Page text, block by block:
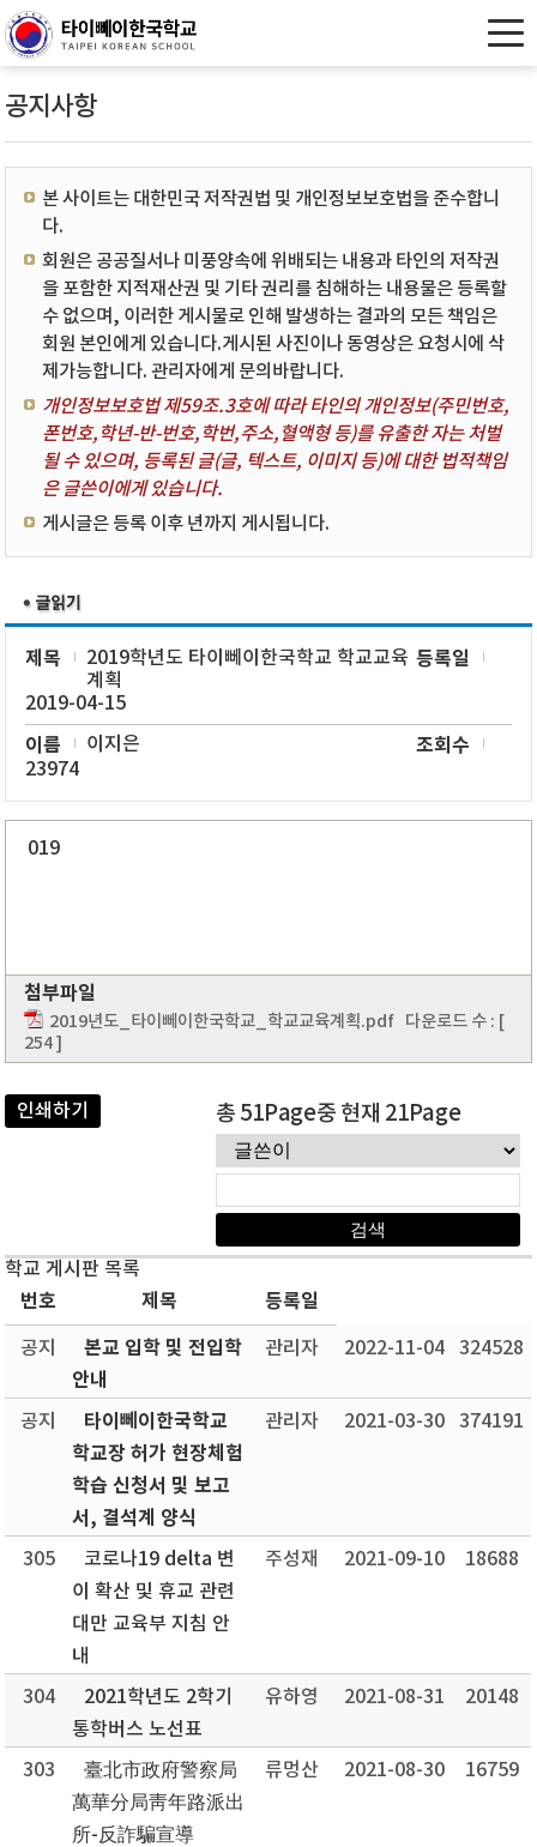
공지사항
본 사이트는 대한민국 저작권법 및 개인정보보호법을 준수합니
다.
회원은 공공질서나 미풍양속에 위배되는 내용과 타인의 저작권
을 포함한 지적재산권 및 기타 권리를 침해하는 내용물은 등록할
수 없으며, 이러한 게시물로 인해 발생하는 결과의 모든 책임은
회원 본인에게 있습니다.게시된 사진이나 동영상은 요청시에 삭
제가능합니다. 관리자에게 문의바랍니다.
개인정보보호법 제59조.3호에 따라 타인의 개인정보(주민번호,
폰번호,학년-반-번호,학번,주소,혈액형 등)를 유출한 자는 처벌
될 수 있으며, 등록된 글(글, 텍스트, 이미지 등)에 대한 법적책임
은 글쓴이에게 있습니다.
게시글은 등록 이후 년까지 게시됩니다.
제목
2019학년도 타이뻬이한국학교 학교교육
계획
등록일
2019-04-15
이름 이지은 조회수
23974
019
첨부파일
2019년도_타이뻬이한국학교_학교교육계획.pdf 다운로드 수 : [
254 ]
인쇄하기 총 51Page중 현재 21Page
학교 게시판 목록
번호 제목 등록일
공지
본교 입학 및 전입학
안내
관리자 2022-11-04 324528
공지
타이뻬이한국학교
학교장 허가 현장체험
학습 신청서 및 보고
서, 결석계 양식
관리자 2021-03-30 374191
305
코로나19 delta 변
이 확산 및 휴교 관련
대만 교육부 지침 안
내
주성재 2021-09-10 18688
304
2021학년도 2학기
통학버스 노선표
유하영 2021-08-31 20148
303
臺北市政府警察局
萬華分局靑年路派出
所-反詐騙宣導
류멍산 2021-08-30 16759